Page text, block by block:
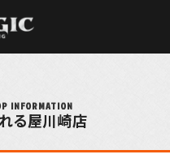
INFORMATION
る屋川崎店